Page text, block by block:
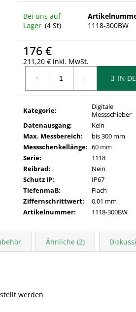
Bei uns auf
Lager (4 St)
1118-300BW
176 €
211,20 € inkl. MwSt.
IN
Kategorie:
Digitale
Messschieber
Datenausgang:
Kein
Max. Messbereich:
bis 300 mm
Messschenkellänge: 60 mm
Serie:
1118
Reibrad:
Nein
Schutz IP:
IP67
Tiefenmaß:
Flach
Ziffernschrittwert:
0,01 mm
Artikelnummer: 1118-300BW
Ähnliche (2)
werden